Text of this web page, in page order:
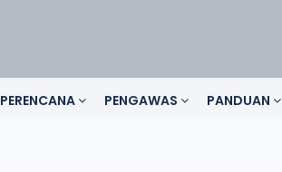
PERENCANA PENGAWAS PANDUAN